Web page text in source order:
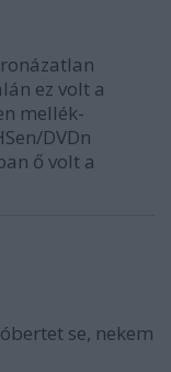
ez volt a
mellék-
DVDn
ő volt a
se, nekem